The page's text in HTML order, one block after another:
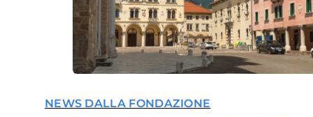
NEWS DALLA FONDAZIONE